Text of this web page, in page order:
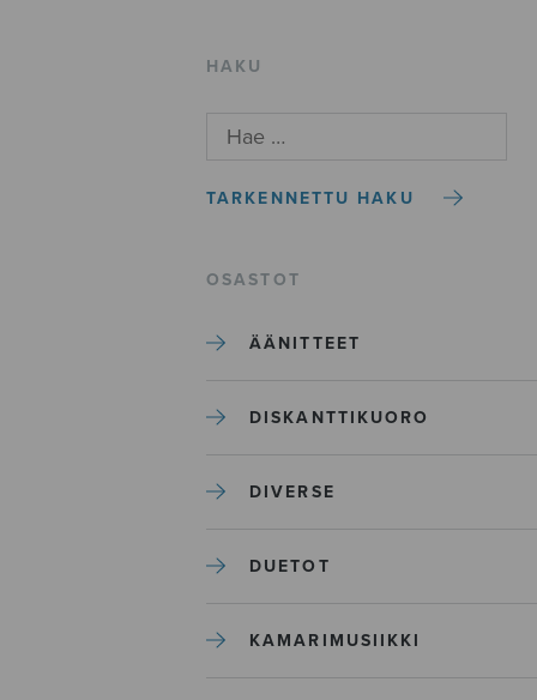
HAKU
TARKENNETTU HAKU
OSASTOT
ÄÄNITTEET
DISKANTTIKUORO
DIVERSE
DUETOT
KAMARIMUSIIKKI